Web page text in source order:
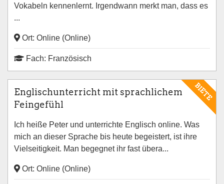
Vokabeln kennenlernt. Irgendwann merkt man, dass es
...
Ort: Online (Online)
Fach: Französisch
BIETE
Englischunterricht mit sprachlichem
Feingefühl
Ich heiße Peter und unterrichte Englisch online. Was
mich an dieser Sprache bis heute begeistert, ist ihre
Vielseitigkeit. Man begegnet ihr fast übera...
Ort: Online (Online)